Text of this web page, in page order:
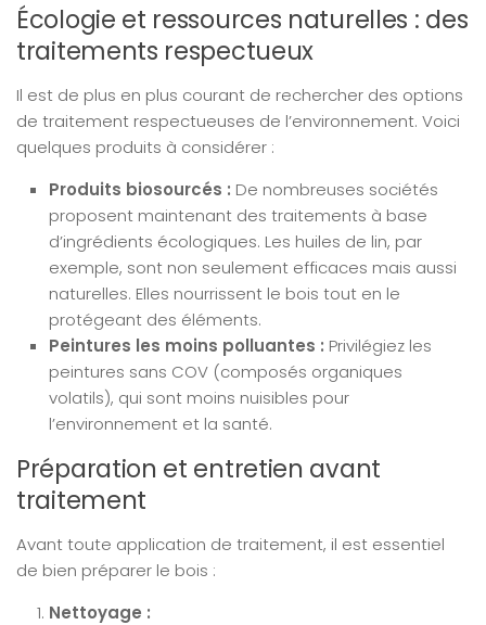
Écologie et ressources naturelles : des
traitements respectueux
Il est de plus en plus courant de rechercher des options
de traitement respectueuses de l’environnement. Voici
quelques produits à considérer :
Produits biosourcés : De nombreuses sociétés
proposent maintenant des traitements à base
d’ingrédients écologiques. Les huiles de lin, par
exemple, sont non seulement efficaces mais aussi
naturelles. Elles nourrissent le bois tout en le
protégeant des éléments.
Peintures les moins polluantes : Privilégiez les
peintures sans COV (composés organiques
volatils), qui sont moins nuisibles pour
l’environnement et la santé.
Préparation et entretien avant
traitement
Avant toute application de traitement, il est essentiel
de bien préparer le bois :
Nettoyage :